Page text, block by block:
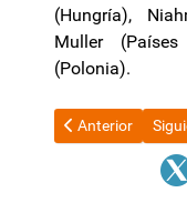
(Hungría),
Muller
(Polonia).
Artículo anterior:
Anterior